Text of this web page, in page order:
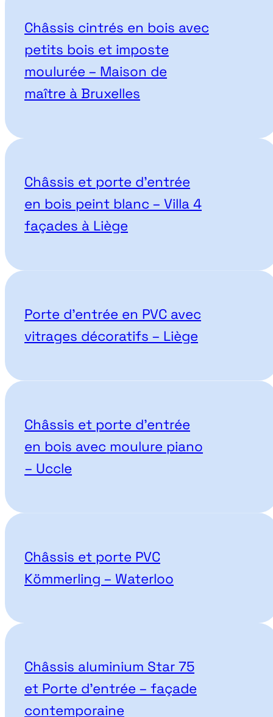
Châssis cintrés en bois avec
petits bois et imposte
moulurée – Maison de
maître à Bruxelles
Châssis et porte d’entrée
en bois peint blanc – Villa 4
façades à Liège
Porte d’entrée en PVC avec
vitrages décoratifs – Liège
Châssis et porte d’entrée
en bois avec moulure piano
– Uccle
Châssis et porte PVC
Kömmerling – Waterloo
Châssis aluminium Star 75
et Porte d’entrée – façade
contemporaine